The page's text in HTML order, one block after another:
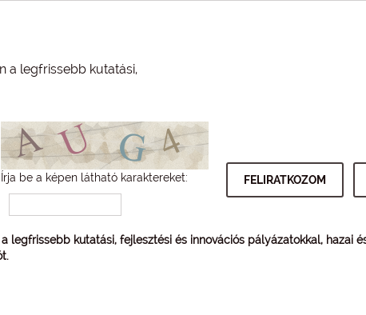
a legfrissebb kutatási,
Írja be a képen látható karaktereket:
kutatási, fejlesztési és innovációs pályázatokkal, hazai
.